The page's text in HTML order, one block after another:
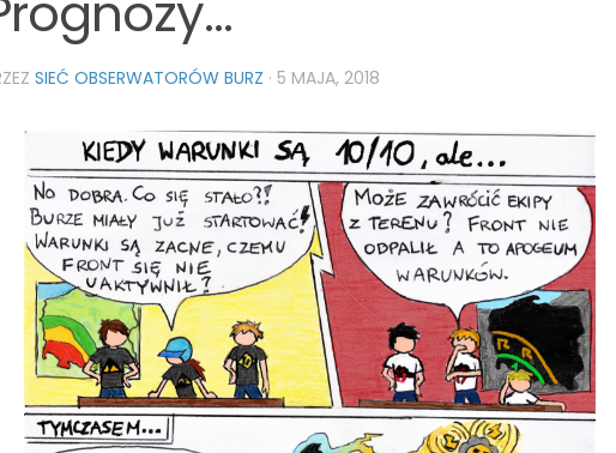
SIEĆ OBSERWATORÓW BURZ · 5 MAJA, 2018